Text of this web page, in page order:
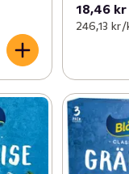
18,46 kr
246,13 kr